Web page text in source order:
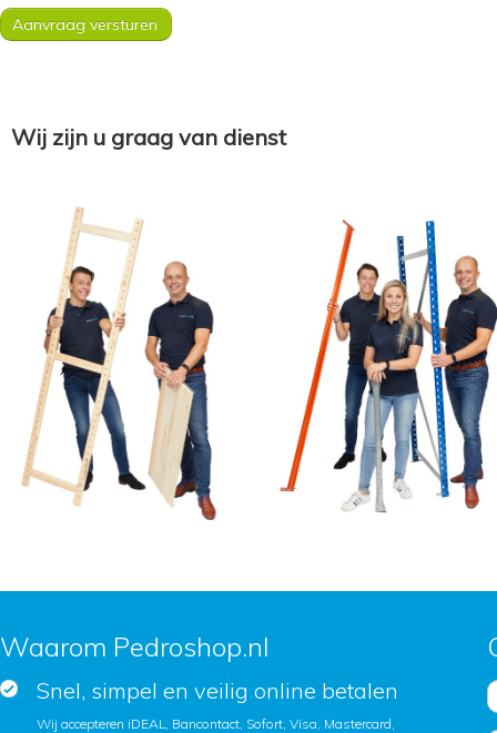
Wij zijn u graag van dienst
Waarom Pedroshop.nl
Snel, simpel en veilig online betalen
Wij accepteren iDEAL, Bancontact, Sofort, Visa, Mastercard,